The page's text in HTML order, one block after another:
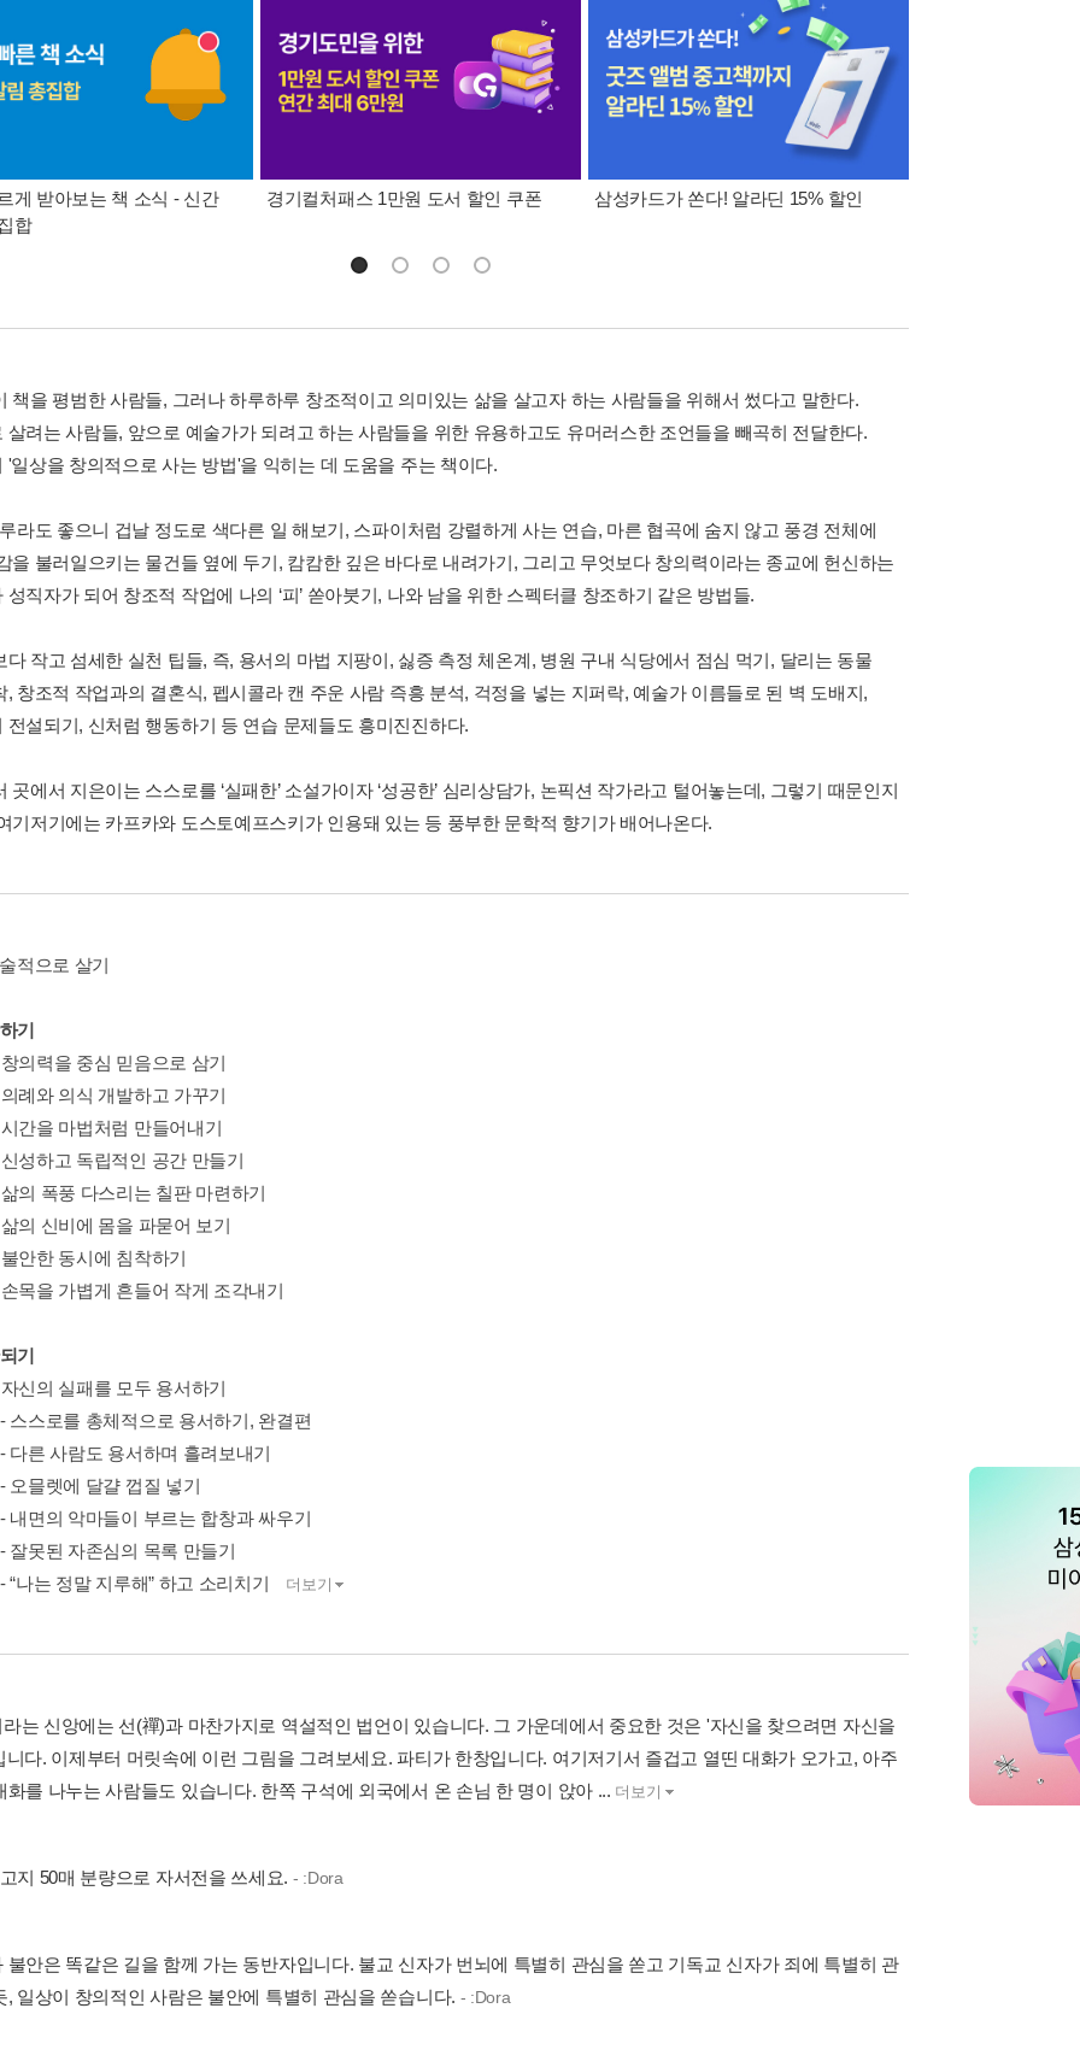
게 받아보는 책 소식 - 신간
합
경기컬처패스 1만원 도서 할인 쿠폰 삼성카드가 쏜다! 알라딘 15% 할인
책을 평범한 사람들, 그러나 하루하루 창조적이고 의미있는 삶을 살고자 하는 사람들을 위해서 썼다고 말한다.
살려는 사람들, 앞으로 예술가가 되려고 하는 사람들을 위한 유용하고도 유머러스한 조언들을 빼곡히 전달한다.
'일상을 창의적으로 사는 방법'을 익히는 데 도움을 주는 책이다.
라도 좋으니 겁날 정도로 색다른 일 해보기, 스파이처럼 강렬하게 사는 연습, 마른 협곡에 숨지 않고 풍경 전체에
을 불러일으키는 물건들 옆에 두기, 캄캄한 깊은 바다로 내려가기, 그리고 무엇보다 창의력이라는 종교에 헌신하는
성직자가 되어 창조적 작업에 나의 ‘피’ 쏟아붓기, 나와 남을 위한 스펙터클 창조하기 같은 방법들.
다 작고 섬세한 실천 팁들, 즉, 용서의 마법 지팡이, 싫증 측정 체온계, 병원 구내 식당에서 점심 먹기, 달리는 동물
, 창조적 작업과의 결혼식, 펩시콜라 캔 주운 사람 즉흥 분석, 걱정을 넣는 지퍼락, 예술가 이름들로 된 벽 도배지,
전설되기, 신처럼 행동하기 등 연습 문제들도 흥미진진하다.
곳에서 지은이는 스스로를 ‘실패한’ 소설가이자 ‘성공한’ 심리상담가, 논픽션 작가라고 털어놓는데, 그렇기 때문인지
기저기에는 카프카와 도스토예프스키가 인용돼 있는 등 풍부한 문학적 향기가 배어나온다.
적으로 살기
기
의력을 중심 믿음으로 삼기
례와 의식 개발하고 가꾸기
간을 마법처럼 만들어내기
성하고 독립적인 공간 만들기
의 폭풍 다스리는 칠판 마련하기
의 신비에 몸을 파묻어 보기
안한 동시에 침착하기
목을 가볍게 흔들어 작게 조각내기
기
신의 실패를 모두 용서하기
스스로를 총체적으로 용서하기, 완결편
다른 사람도 용서하며 흘려보내기
오믈렛에 달걀 껍질 넣기
내면의 악마들이 부르는 합창과 싸우기
잘못된 자존심의 목록 만들기
“나는 정말 지루해” 하고 소리치기
더보기
는 신앙에는 선(禪)과 마찬가지로 역설적인 법언이 있습니다. 그 가운데에서 중요한 것은 '자신을 찾으려면 자신을
니다. 이제부터 머릿속에 이런 그림을 그려보세요. 파티가 한창입니다. 여기저기서 즐겁고 열띤 대화가 오가고, 아주
화를 나누는 사람들도 있습니다. 한쪽 구석에 외국에서 온 손님 한 명이 앉아 ... 더보기
지 50매 분량으로 자서전을 쓰세요. - :Dora
불안은 똑같은 길을 함께 가는 동반자입니다. 불교 신자가 번뇌에 특별히 관심을 쏟고 기독교 신자가 죄에 특별히 관
, 일상이 창의적인 사람은 불안에 특별히 관심을 쏟습니다. - :Dora